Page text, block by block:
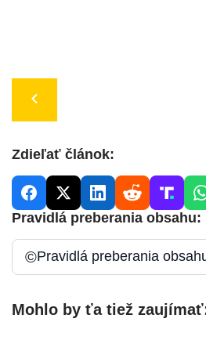
Zdieľať článok:
Pravidlá preberania obsahu:
©Pravidlá preberania
Mohlo by ťa tiež